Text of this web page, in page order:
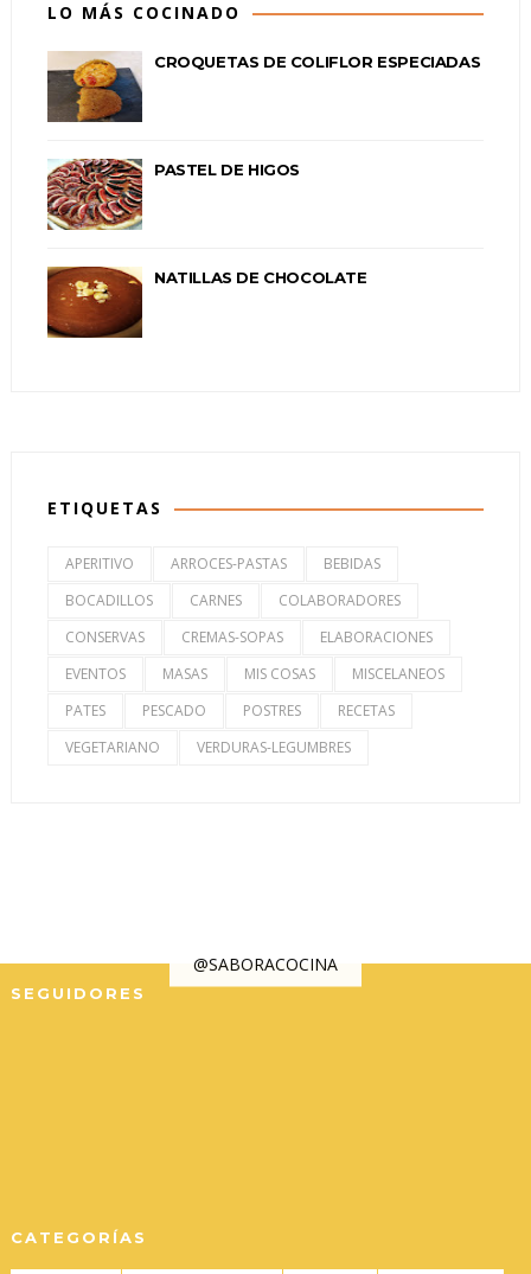
LO MÁS COCINADO
CROQUETAS DE COLIFLOR ESPECIADAS
PASTEL DE HIGOS
NATILLAS DE CHOCOLATE
ETIQUETAS
APERITIVO ARROCES-PASTAS
BEBIDAS
BOCADILLOS
CARNES
COLABORADORES
CONSERVAS
CREMAS-SOPAS
ELABORACIONES
EVENTOS
MASAS MIS COSAS
MISCELANEOS
PATES
PESCADO POSTRES
RECETAS
VEGETARIANO
VERDURAS-LEGUMBRES
@SABORACOCINA
SEGUIDORES
CATEGORÍAS